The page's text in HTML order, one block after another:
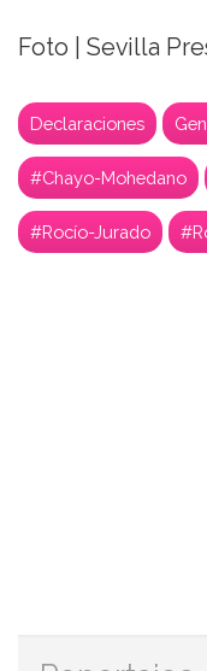
Foto | Sevilla
Declaraciones
#Chayo-Mohedano
#Rocío-Jurado